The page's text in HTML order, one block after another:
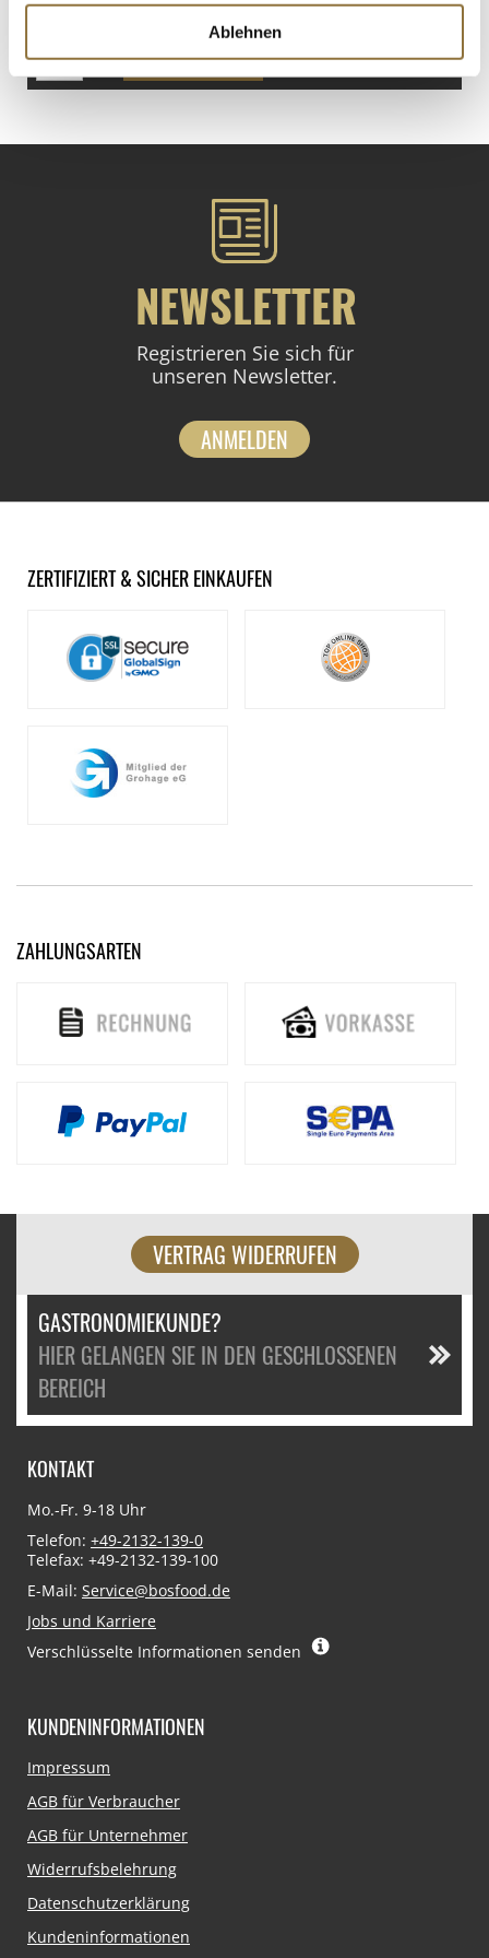
Ablehnen
NEWSLETTER
Registrieren Sie sich für
unseren Newsletter.
ANMELDEN
ZERTIFIZIERT & SICHER EINKAUFEN
ZAHLUNGSARTEN
VERTRAG WIDERRUFEN
GASTRONOMIEKUNDE?
HIER GELANGEN SIE IN DEN GESCHLOSSENEN
BEREICH
KONTAKT
Mo.-Fr. 9-18 Uhr
Telefon: +49-2132-139-0
Telefax: +49-2132-139-100
E-Mail: Service@bosfood.de
Jobs und Karriere
Verschlüsselte Informationen senden
KUNDENINFORMATIONEN
Navigation
Impressum
AGB für Verbraucher
AGB für Unternehmer
Widerrufsbelehrung
Datenschutzerklärung
Kundeninformationen